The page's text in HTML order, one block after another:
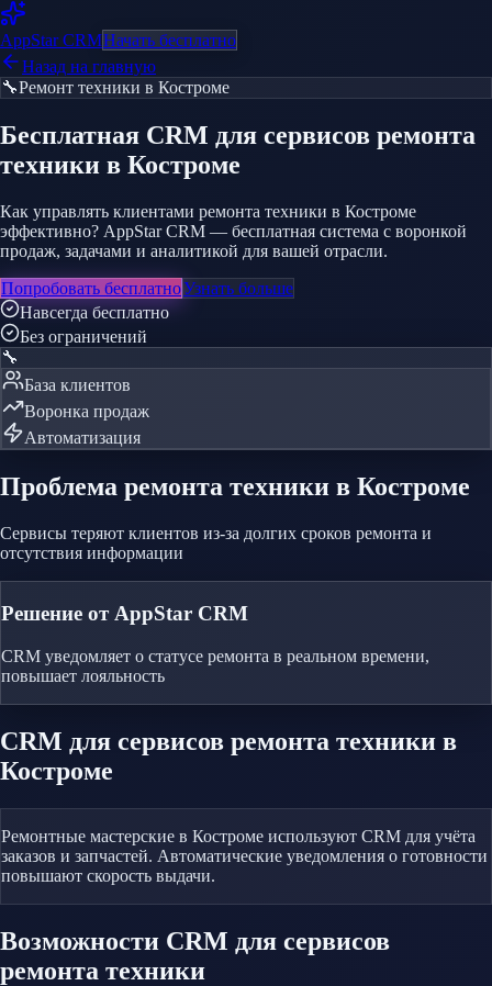
AppStarCRMНачать бесплатно
Назад на главную
🔧Ремонт техники в Костроме
Бесплатная CRM для сервисов ремонта
техники в Костроме
Как управлять клиентами ремонта техники в Костроме
эффективно? AppStar CRM — бесплатная система с воронкой
продаж, задачами и аналитикой для вашей отрасли.
Попробовать бесплатноУзнать больше
Навсегда бесплатно
Без ограничений
🔧
База клиентов
Воронка продаж
Автоматизация
Проблема ремонта техники в Костроме
Сервисы теряют клиентов из-за долгих сроков ремонта и
отсутствия информации
Решение от AppStar CRM
CRM уведомляет о статусе ремонта в реальном времени,
повышает лояльность
CRM для сервисов ремонта техники в
Костроме
Ремонтные мастерские в Костроме используют CRM для учёта
заказов и запчастей. Автоматические уведомления о готовности
повышают скорость выдачи.
Возможности CRM для сервисов
ремонта техники